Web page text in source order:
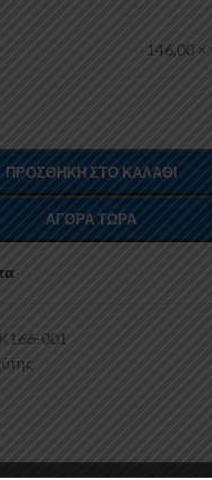
146,00 ×
ΠΡΟΣΘΉΚΗ ΣΤΟ ΚΑΛΆΘΙ
ΑΓΟΡΆ ΤΏΡΑ
K166-001